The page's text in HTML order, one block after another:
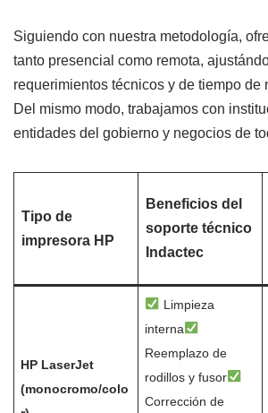
Siguiendo con nuestra metodología,
tanto presencial como remota,
requerimientos técnicos y de tiempo de
Del mismo modo, trabajamos con
entidades del gobierno y negocios de
Tipo de
impresora HP
Beneficios del
soporte técnico
Indactec
HP LaserJet
(monocromo/colo
Limpieza
interna
Reemplazo de
rodillos y fusor
Corrección de